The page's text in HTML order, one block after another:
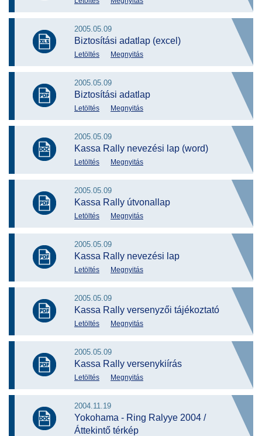
2005.05.09
Biztosítási adatlap (excel)
Letöltés Megnyitás
2005.05.09
Biztosítási adatlap
Letöltés Megnyitás
2005.05.09
Kassa Rally nevezési lap (word)
Letöltés Megnyitás
2005.05.09
Kassa Rally útvonallap
Letöltés Megnyitás
2005.05.09
Kassa Rally nevezési lap
Letöltés Megnyitás
2005.05.09
Kassa Rally versenyzői tájékoztató
Letöltés Megnyitás
2005.05.09
Kassa Rally versenykiírás
Letöltés Megnyitás
2004.11.19
Yokohama - Ring Ralyye 2004 /
Áttekintő térkép